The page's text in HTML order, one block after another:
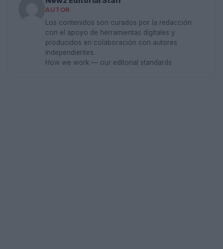
AUTOR
Los contenidos son curados por la redacción
con el apoyo de herramientas digitales y
producidos en colaboración con autores
independientes.
How we work — our editorial standards